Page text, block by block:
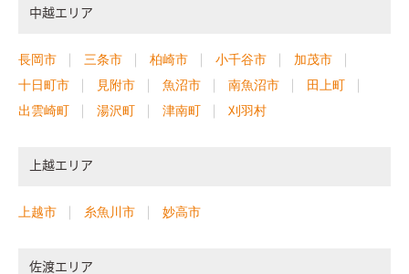
中越エリア
長岡市 三条市 柏崎市 小千谷市
加茂市
十日町市
見附市 魚沼市 南魚沼市
田上町
出雲崎町
湯沢町 津南町 刈羽村
上越エリア
上越市 糸魚川市 妙高市
佐渡エリア